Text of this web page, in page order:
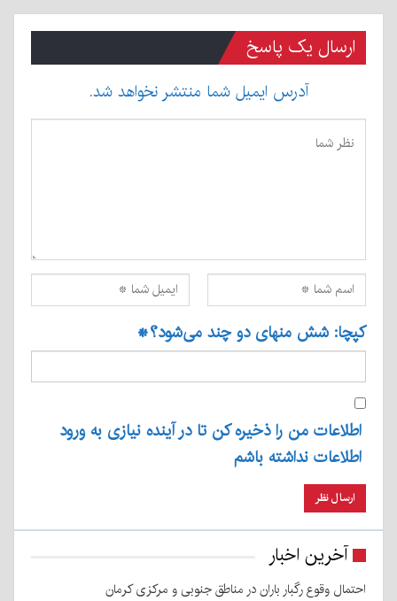
ارسال یک پاسخ
آدرس ایمیل شما منتشر نخواهد شد.
کپچا: شش منهای دو چند می‌شود؟*
اطلاعات من را ذخیره کن تا در آینده نیازی به ورود
اطلاعات نداشته باشم
آخرین اخبار
احتمال وقوع رگبار باران در مناطق جنوبی و مرکزی کرمان